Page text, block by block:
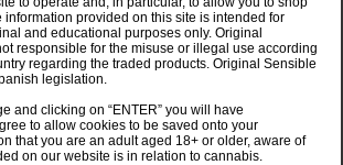
information provided on this site is intended for
and educational purposes only. Original
responsible for the misuse or illegal use according
regarding the traded products. Original Sensible
legislation.
and clicking on “ENTER” you will have
to allow cookies to be saved onto your
that you are an adult aged 18+ or older, aware of
on our website is in relation to cannabis.